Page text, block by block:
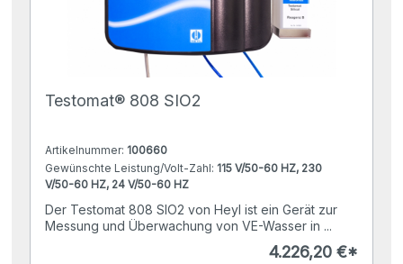
Testomat® 808 SIO2
Artikelnummer: 100660
Gewünschte Leistung/Volt-Zahl: 115 V/50-60 HZ, 230
V/50-60 HZ, 24 V/50-60 HZ
Der Testomat 808 SIO2 von Heyl ist ein Gerät zur
Messung und Überwachung von VE-Wasser in ...
4.226,20 €*